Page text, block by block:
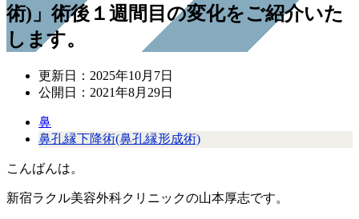
術)」術後１週間目の変化をご紹介いた
します。
更新日： 2025年10月7日
公開日： 2021年8月29日
鼻
鼻孔縁下降術(鼻孔縁形成術)
こんばんは。
新宿ラクル美容外科クリニックの山本厚志です。